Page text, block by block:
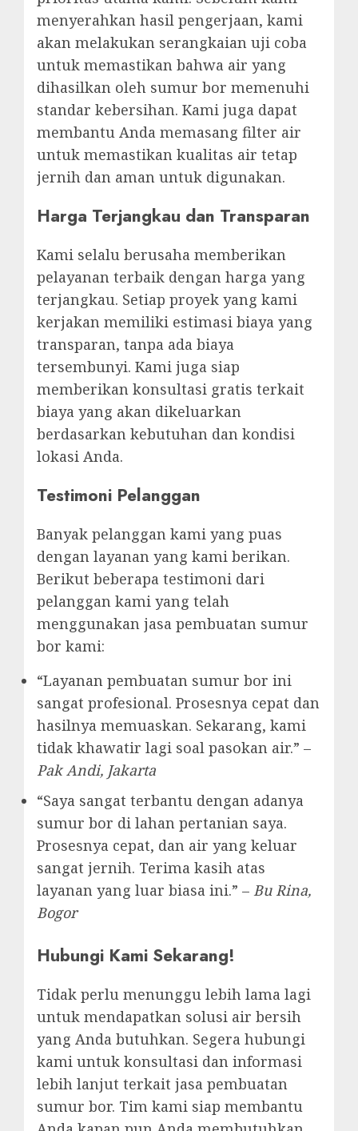
menyerahkan hasil pengerjaan, kami
akan melakukan serangkaian uji coba
untuk memastikan bahwa air yang
dihasilkan oleh sumur bor memenuhi
standar kebersihan. Kami juga dapat
membantu Anda memasang filter air
untuk memastikan kualitas air tetap
jernih dan aman untuk digunakan.
Harga Terjangkau dan Transparan
Kami selalu berusaha memberikan
pelayanan terbaik dengan harga yang
terjangkau. Setiap proyek yang kami
kerjakan memiliki estimasi biaya yang
transparan, tanpa ada biaya
tersembunyi. Kami juga siap
memberikan konsultasi gratis terkait
biaya yang akan dikeluarkan
berdasarkan kebutuhan dan kondisi
lokasi Anda.
Testimoni Pelanggan
Banyak pelanggan kami yang puas
dengan layanan yang kami berikan.
Berikut beberapa testimoni dari
pelanggan kami yang telah
menggunakan jasa pembuatan sumur
bor kami:
“Layanan pembuatan sumur bor ini
sangat profesional. Prosesnya cepat dan
hasilnya memuaskan. Sekarang, kami
tidak khawatir lagi soal pasokan air.” –
Pak Andi, Jakarta
“Saya sangat terbantu dengan adanya
sumur bor di lahan pertanian saya.
Prosesnya cepat, dan air yang keluar
sangat jernih. Terima kasih atas
layanan yang luar biasa ini.” – Bu Rina,
Bogor
Hubungi Kami Sekarang!
Tidak perlu menunggu lebih lama lagi
untuk mendapatkan solusi air bersih
yang Anda butuhkan. Segera hubungi
kami untuk konsultasi dan informasi
lebih lanjut terkait jasa pembuatan
sumur bor. Tim kami siap membantu